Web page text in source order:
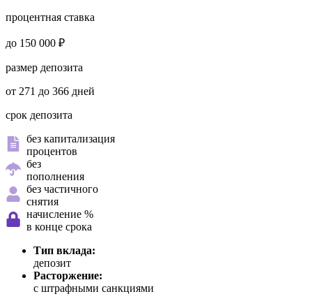
процентная ставка
до 150 000 ₽
размер депозита
от 271 до 366 дней
срок депозита
без капитализация
процентов
без
пополнения
без частичного
снятия
начисление %
в конце срока
Тип вклада:
депозит
Расторжение:
с штрафными санкциями